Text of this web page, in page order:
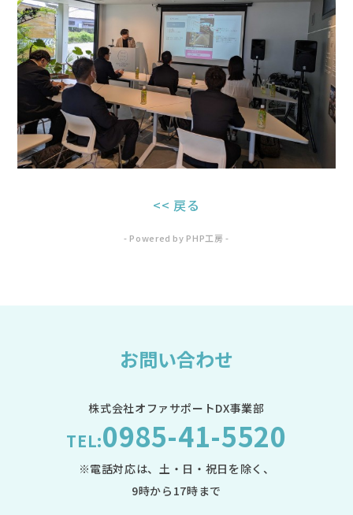
<< 戻る
- Powered by PHP工房 -
お問い合わせ
株式会社オファサポートDX事業部
TEL:0985-41-5520
※電話対応は、土・日・祝日を除く、
9時から17時まで